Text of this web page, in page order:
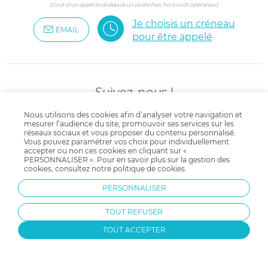
(Coût d'un appel local depuis un poste fixe, hors coût opérateur)
EMAIL
Je choisis un créneau
pour être appelé
Suivez-nous !
et de bons plans !
Partagez-nous vos trouvailles
avec le #allobebe
Nous utilisons des cookies afin d’analyser votre navigation et
mesurer l’audience du site, promouvoir ses services sur les
réseaux sociaux et vous proposer du contenu personnalisé.
Vous pouvez paramétrer vos choix pour individuellement
accepter ou non ces cookies en cliquant sur «
PERSONNALISER ». Pour en savoir plus sur la gestion des
cookies, consultez notre politique de cookies.
PERSONNALISER
TOUT REFUSER
TOUT ACCEPTER